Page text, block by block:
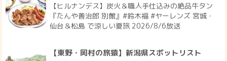
【ヒルナンデス】炭火＆職人手仕込みの絶品牛タン
『たんや善治郎 別館』#鈴木福 #ヤーレンズ 宮城・
仙台＆松島 で涼しい夏旅 2026/8/6放送
【東野・岡村の旅猿】新潟県スポットリスト